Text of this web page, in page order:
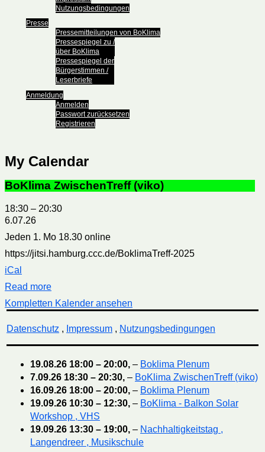
Nutzungsbedingungen
Presse
Pressemitteilungen von BoKlima
Pressespiegel zu /
über BoKlima
Pressespiegel der
Bürgerstimmen /
Leserbriefe
Anmeldung
Anmelden
Passwort zurücksetzen
Registrieren
My Calendar
BoKlima ZwischenTreff (viko)
18:30 – 20:30
6.07.26
Jeden 1. Mo 18.30 online
https://jitsi.hamburg.ccc.de/BoklimaTreff-2025
iCal
Read more
Kompletten Kalender ansehen
Datenschutz , Impressum, Nutzungsbedingungen
19.08.26 18:00 – 20:00, – Boklima Plenum
7.09.26 18:30 – 20:30, – BoKlima ZwischenTreff (viko)
16.09.26 18:00 – 20:00, – Boklima Plenum
19.09.26 10:30 – 12:30, – BoKlima - Balkon Solar
Workshop , VHS
19.09.26 13:30 – 19:00, – Nachhaltigkeitstag ,
Langendreer , Musikschule